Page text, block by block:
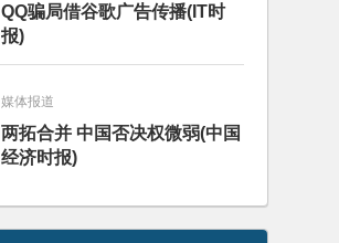
QQ骗局借谷歌广告传播(IT时
报)
媒体报道
两拓合并 中国否决权微弱(中国
经济时报)